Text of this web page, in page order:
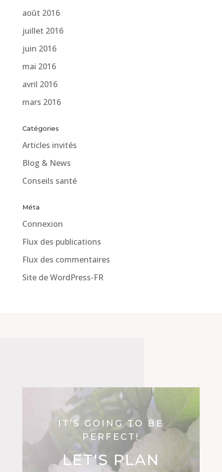
août 2016
juillet 2016
juin 2016
mai 2016
avril 2016
mars 2016
Catégories
Articles invités
Blog & News
Conseils santé
Méta
Connexion
Flux des publications
Flux des commentaires
Site de WordPress-FR
IT’S GOING TO BE
PERFECT!
LET'S PLAN